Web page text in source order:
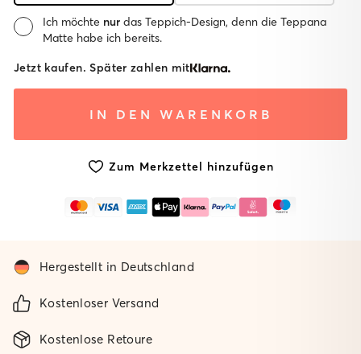
Ich möchte nur das Teppich-Design, denn die Teppana
Matte habe ich bereits.
Matte:
Matte
gepolsterter Matte
Jetzt kaufen. Später zahlen mit
IN DEN WARENKORB
Zum Merkzettel hinzufügen
Hergestellt in Deutschland
Kostenloser Versand
Kostenlose Retoure